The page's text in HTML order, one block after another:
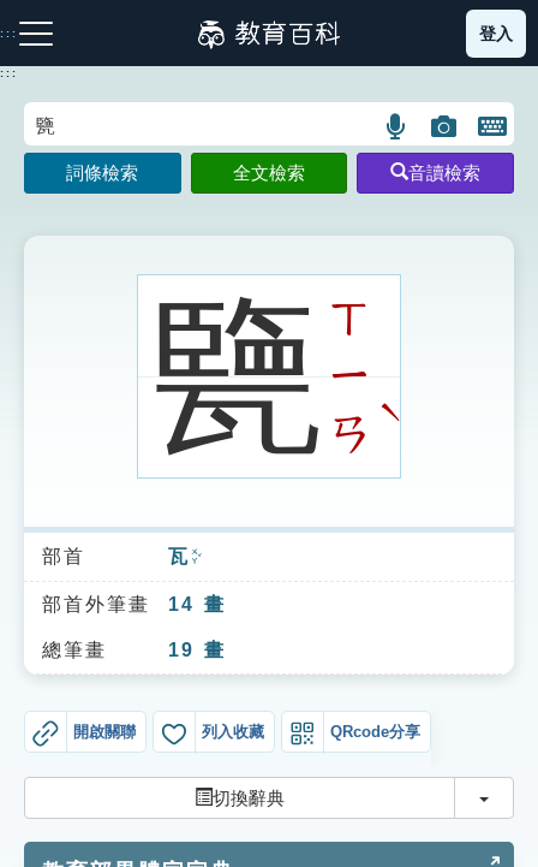
到
主
:::
注音索引圖示 筆畫索引圖示 部首索引表圖示
索引選單
知識索引
單字索引
登入
:::
語
言
搜
示
圖
片
搜
開
鍵
圖
詞條檢索 全文檢索 音讀檢索
㽉ㄒ
ㄧ
ㄢ
ˋ
部首 瓦ㄨㄚˇ
部首外筆畫 14 畫
總筆畫 19 畫
開啟關聯 列入收藏 QRcode分享
切換辭典 切換